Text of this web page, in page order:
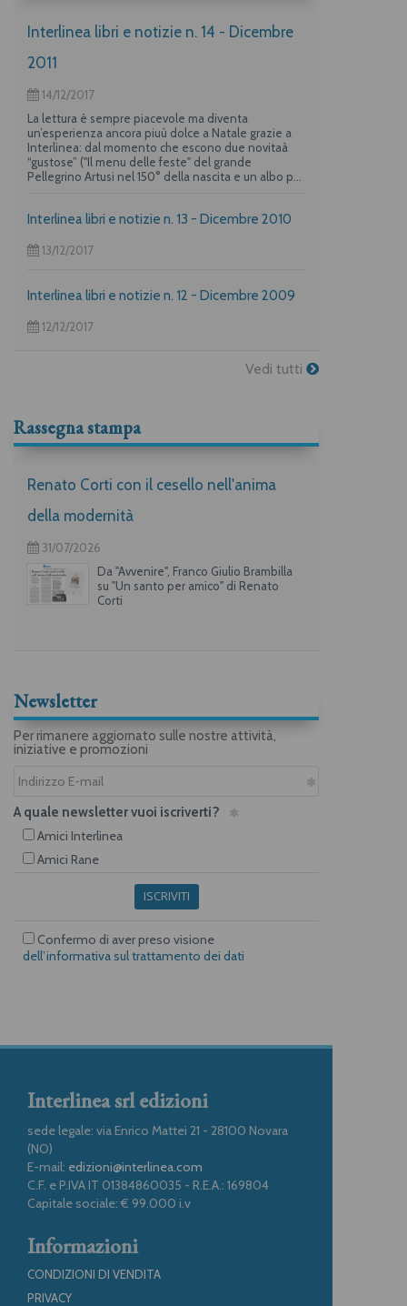
Interlinea libri e notizie n. 14 - Dicembre
2011
14/12/2017
La lettura è sempre piacevole ma diventa
un’esperienza ancora piuù dolce a Natale grazie a
Interlinea: dal momento che escono due novitaà
“gustose” ("Il menu delle feste" del grande
Pellegrino Artusi nel 150° della nascita e un albo per
Vivarelli) la casa editrice propone una deliziosa
Interlinea libri e notizie n. 13 - Dicembre 2010
13/12/2017
Interlinea libri e notizie n. 12 - Dicembre 2009
12/12/2017
Vedi tutti
Rassegna stampa
Renato Corti con il cesello nell'anima
della modernità
31/07/2026
Da "Avvenire", Franco Giulio Brambilla
su "Un santo per amico" di Renato
Corti
Newsletter
Per rimanere aggiornato sulle nostre attività,
iniziative e promozioni
A quale newsletter vuoi iscriverti?
Amici Interlinea
Amici Rane
ISCRIVITI
Confermo di aver preso visione
dell’informativa sul trattamento dei dati
Interlinea srl edizioni
sede legale: via Enrico Mattei 21 - 28100 Novara
(NO)
E-mail: edizioni@interlinea.com
C.F. e P.IVA IT 01384860035 - R.E.A.: 169804
Capitale sociale: € 99.000 i.v
Informazioni
CONDIZIONI DI VENDITA
PRIVACY